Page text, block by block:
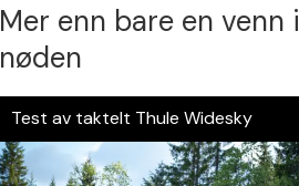
Mer enn bare en venn i
nøden
Test av taktelt Thule Widesky